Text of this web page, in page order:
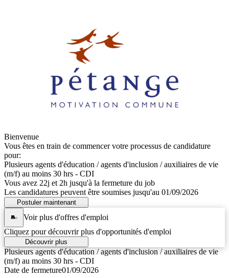
Bienvenue
Vous êtes en train de commencer votre processus de candidature
pour:
Plusieurs agents d'éducation / agents d'inclusion / auxiliaires de vie
(m/f) au moins 30 hrs - CDI
Vous avez 22j et 2h jusqu'à la fermeture du job
Les candidatures peuvent être soumises jusqu'au 01/09/2026
Postuler maintenant
Voir plus d'offres d'emploi
Cliquez pour découvrir plus d'opportunités d'emploi
Découvrir plus
Plusieurs agents d'éducation / agents d'inclusion / auxiliaires de vie
(m/f) au moins 30 hrs - CDI
Date de fermeture01/09/2026